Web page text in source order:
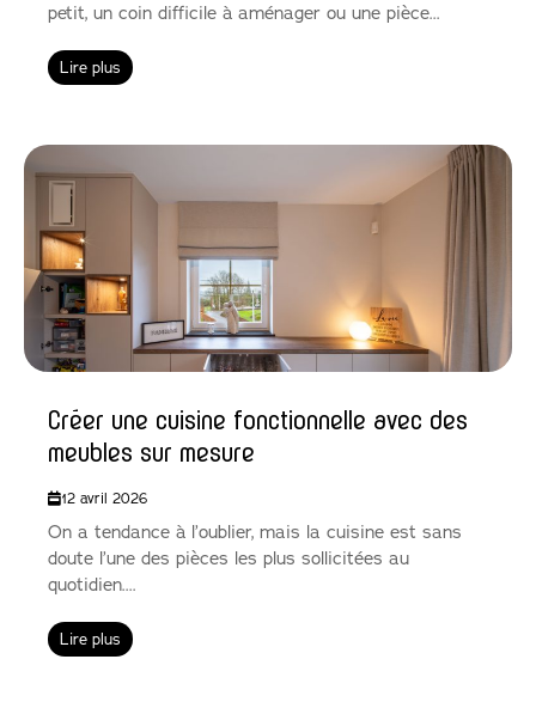
petit, un coin difficile à aménager ou une pièce...
Lire plus
Créer une cuisine fonctionnelle avec des
meubles sur mesure
12 avril 2026
On a tendance à l’oublier, mais la cuisine est sans
doute l’une des pièces les plus sollicitées au
quotidien....
Lire plus